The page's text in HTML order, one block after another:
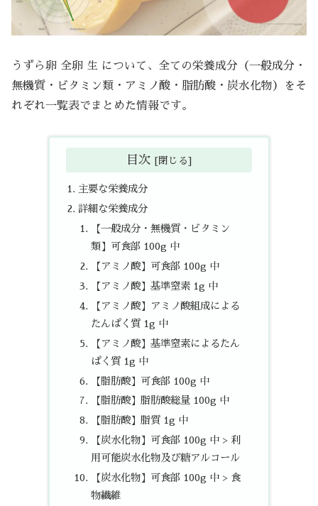
うずら卵 全卵 生 について、全ての栄養成分（一般成分・
無機質・ビタミン類・アミノ酸・脂肪酸・炭水化物）をそ
れぞれ一覧表でまとめた情報です。
目次
主要な栄養成分
詳細な栄養成分
【一般成分・無機質・ビタミン
類】可食部 100g 中
【アミノ酸】可食部 100g 中
【アミノ酸】基準窒素 1g 中
【アミノ酸】アミノ酸組成による
たんぱく質 1g 中
【アミノ酸】基準窒素によるたん
ぱく質 1g 中
【脂肪酸】可食部 100g 中
【脂肪酸】脂肪酸総量 100g 中
【脂肪酸】脂質 1g 中
【炭水化物】可食部 100g 中 > 利
用可能炭水化物及び糖アルコール
【炭水化物】可食部 100g 中 > 食
物繊維